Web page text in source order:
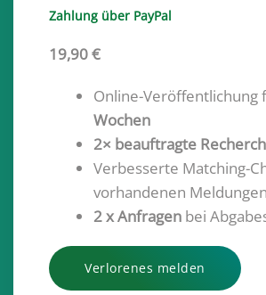
Zahlung über PayPal
19,90 €
Online-Veröffentlichung
Wochen
2× beauftragte
Verbesserte Matching-
vorhandenen Meldungen
2 x Anfragen bei
Verlorenes melden